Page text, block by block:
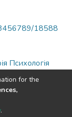
18588
Психологія
for the
.